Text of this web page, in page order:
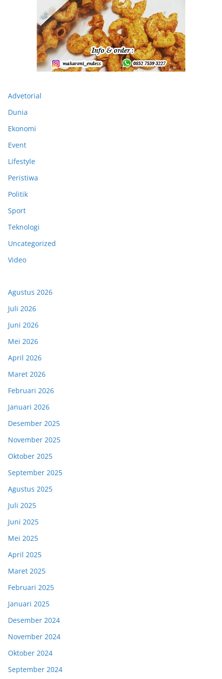
Advetorial
Dunia
Ekonomi
Event
Lifestyle
Peristiwa
Politik
Sport
Teknologi
Uncategorized
Video
Agustus 2026
Juli 2026
Juni 2026
Mei 2026
April 2026
Maret 2026
Februari 2026
Januari 2026
Desember 2025
November 2025
Oktober 2025
September 2025
Agustus 2025
Juli 2025
Juni 2025
Mei 2025
April 2025
Maret 2025
Februari 2025
Januari 2025
Desember 2024
November 2024
Oktober 2024
September 2024